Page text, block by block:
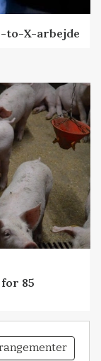
to-X-arbejde
85